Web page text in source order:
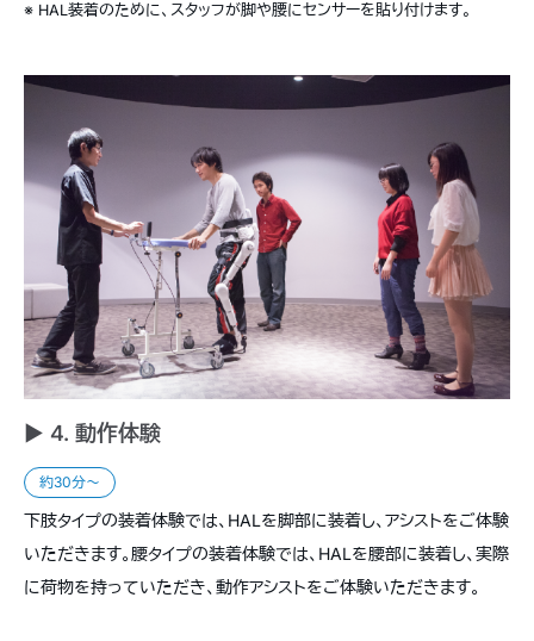
※ HAL装着のために、スタッフが脚や腰にセンサーを貼り付けます。
► 4. 動作体験
約30分〜
下肢タイプの装着体験では、HALを脚部に装着し、アシストをご体験
いただきます。腰タイプの装着体験では、HALを腰部に装着し、実際
に荷物を持っていただき、動作アシストをご体験いただきます。